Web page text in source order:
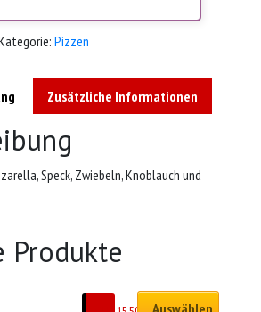
Pizzen
Zusätzliche Informationen
Speck, Zwiebeln, Knoblauch und
Produkte